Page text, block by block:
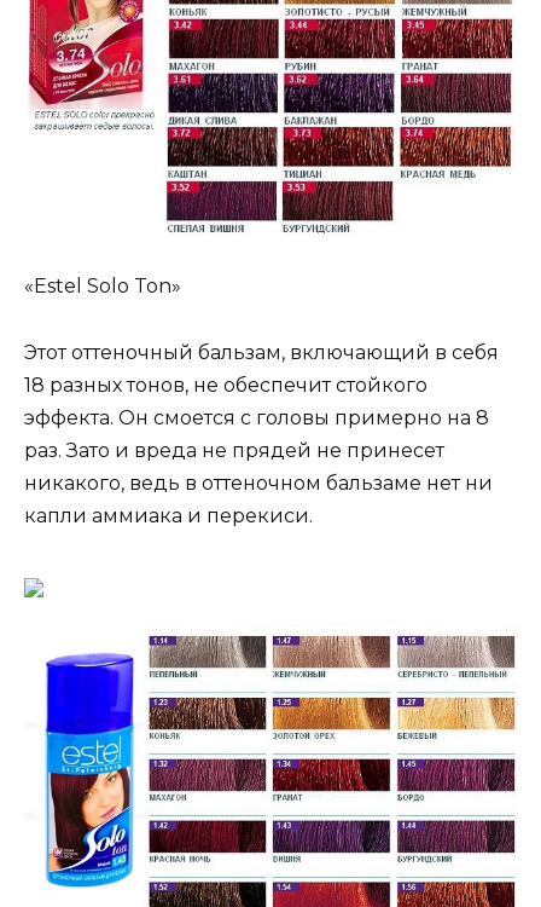
«Estel Solo Ton»
Этот оттеночный бальзам, включающий в себя
18 разных тонов, не обеспечит стойкого
эффекта. Он смоется с головы примерно на 8
раз. Зато и вреда не прядей не принесет
никакого, ведь в оттеночном бальзаме нет ни
капли аммиака и перекиси.